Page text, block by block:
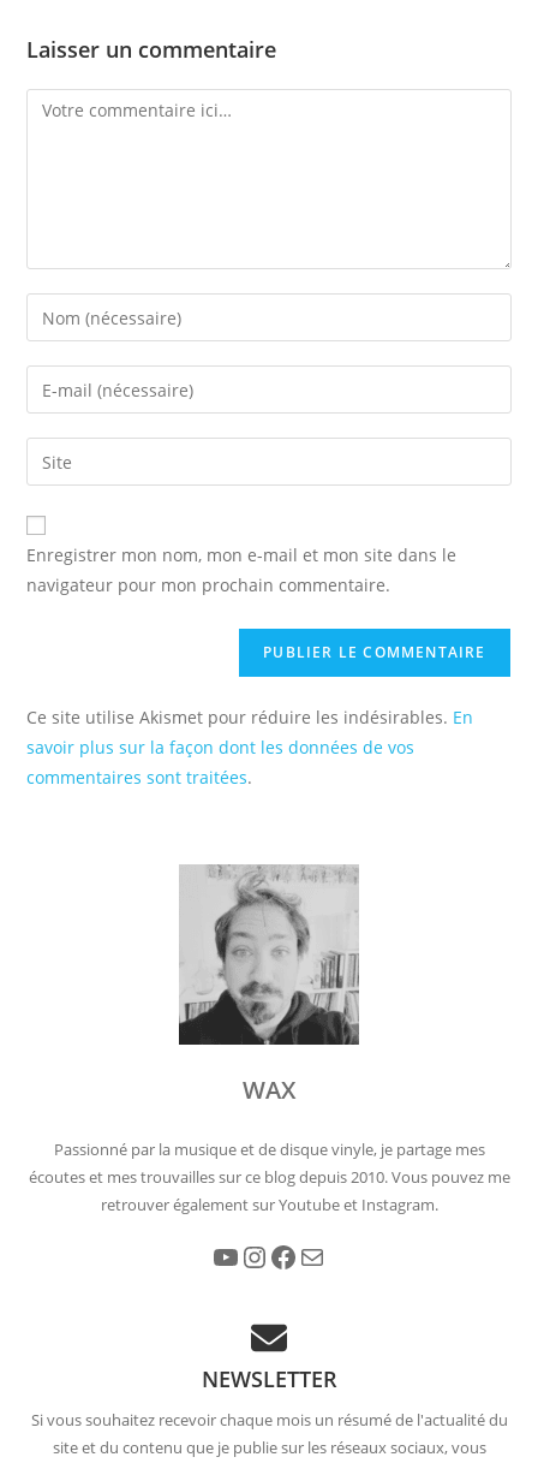
Laisser un commentaire
Comment
Enter
your
name
comment
Enter
your
email
address
comment
Saisir
l’URL
de
votre
(facultatif)
Enregistrer mon nom, mon e-mail et mon site dans le
navigateur pour mon prochain commentaire.
Ce site utilise Akismet pour réduire les indésirables. En
savoir plus sur la façon dont les données de vos
commentaires sont traitées.
WAX
Passionné par la musique et de disque vinyle, je partage mes
écoutes et mes trouvailles sur ce blog depuis 2010. Vous pouvez me
retrouver également sur Youtube et Instagram.
YouTube Instagram Facebook
NEWSLETTER
Si vous souhaitez recevoir chaque mois un résumé de l'actualité du
site et du contenu que je publie sur les réseaux sociaux, vous